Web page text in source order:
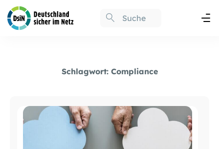
Schlagwort: Compliance